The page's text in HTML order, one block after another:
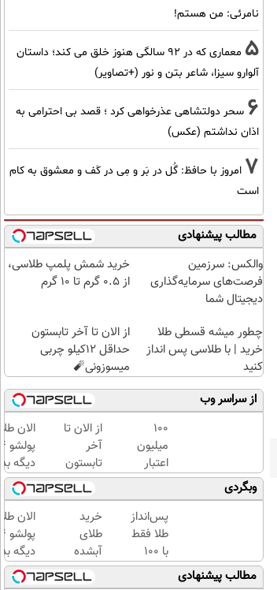
نامرئی: من هستم!
5
معماری که در 92 سالگی هنوز خلق می کند؛ داستان
آلوارو سیزا، شاعر بتن و نور (+تصاویر)
6 سحر دولتشاهی عذرخواهی کرد ؛ قصد بی احترامی به
اذان نداشتم (عکس)
7 امروز با حافظ: گُل در بَر و مِی در کَف و معشوق به کام
است
مطالب پیشنهادی
والکس: سرزمین
فرصت‌های سرمایه‌گذاری
دیجیتال شما
خرید شمش پلمپ طلاسی،
از ۰.۵ گرم تا ۱۰ گرم
چطور میشه قسطی طلا
خرید | با طلاسی پس انداز
کنید
از الان تا آخر تابستون
حداقل 12کیلو چربی
میسوزونی🧨
از سراسر وب
100
میلیون
اعتبار
خرید
طلای
آب
شده
بگیر
از الان تا
آخر
تابستون
حداقل
12کیلو
چربی
میسوزونی
🧨
الان
دیگه
طلا با
بی‌بهره
وبگردی
پس‌انداز
طلا فقط
با ۱۰۰
هزارتومان
(امن و
خرید
طلای
آبشده
حتی با
۱۰۰هزارتومان
الان
دیگه
طلا با
مطالب پیشنهادی